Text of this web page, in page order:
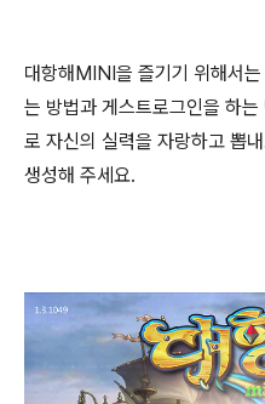
대항해MINI을 즐기기 위해서는
는 방법과 게스트로그인을 하
로 자신의 실력을 자랑하고 뽑
생성해 주세요.